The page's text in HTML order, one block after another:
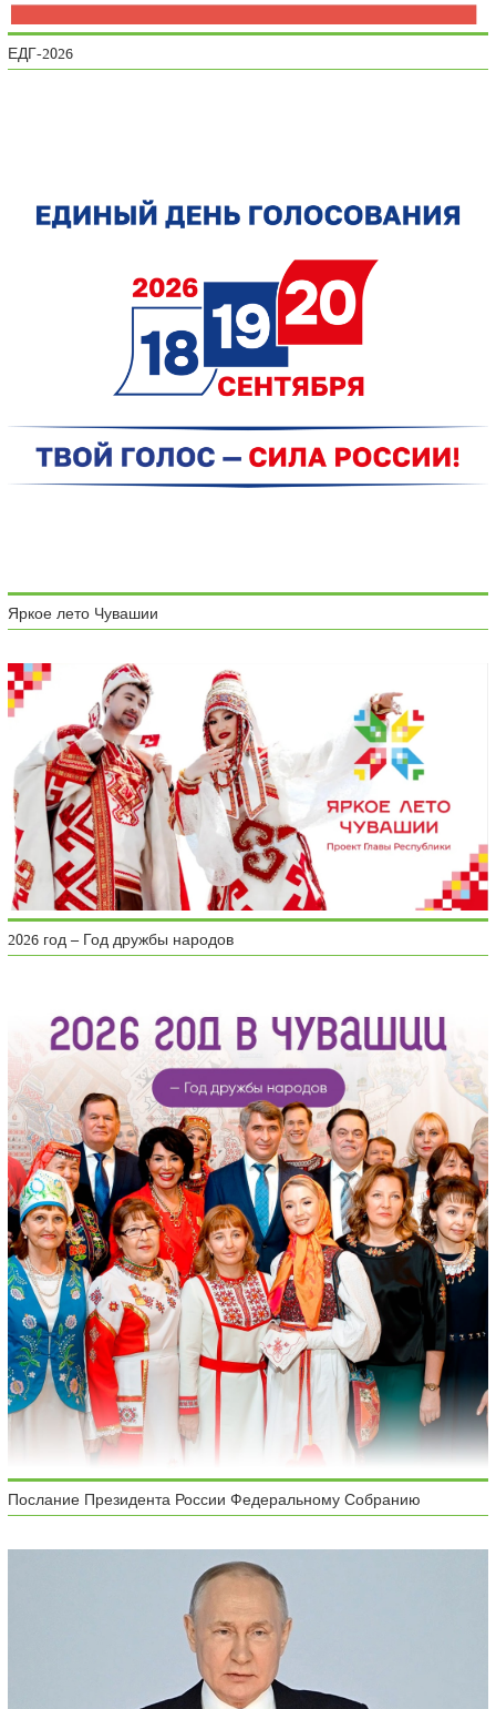
ЕДГ-2026
Яркое лето Чувашии
2026 год – Год дружбы народов
Послание Президента России Федеральному Собранию